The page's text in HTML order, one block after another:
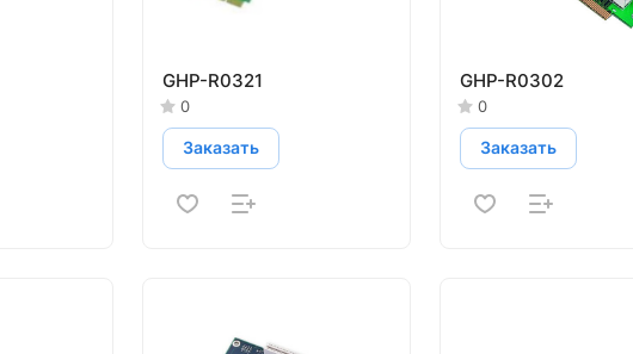
GHP-R0321
0
Заказать
GHP-R0302
0
Заказать